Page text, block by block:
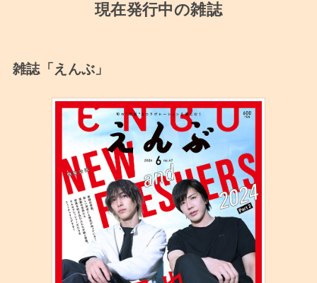
現在発行中の雑誌
雑誌「えんぶ」